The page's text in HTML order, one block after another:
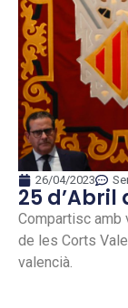
26/04/2023
25 d’Abril
Compartisc amb
de les Corts
valencià.